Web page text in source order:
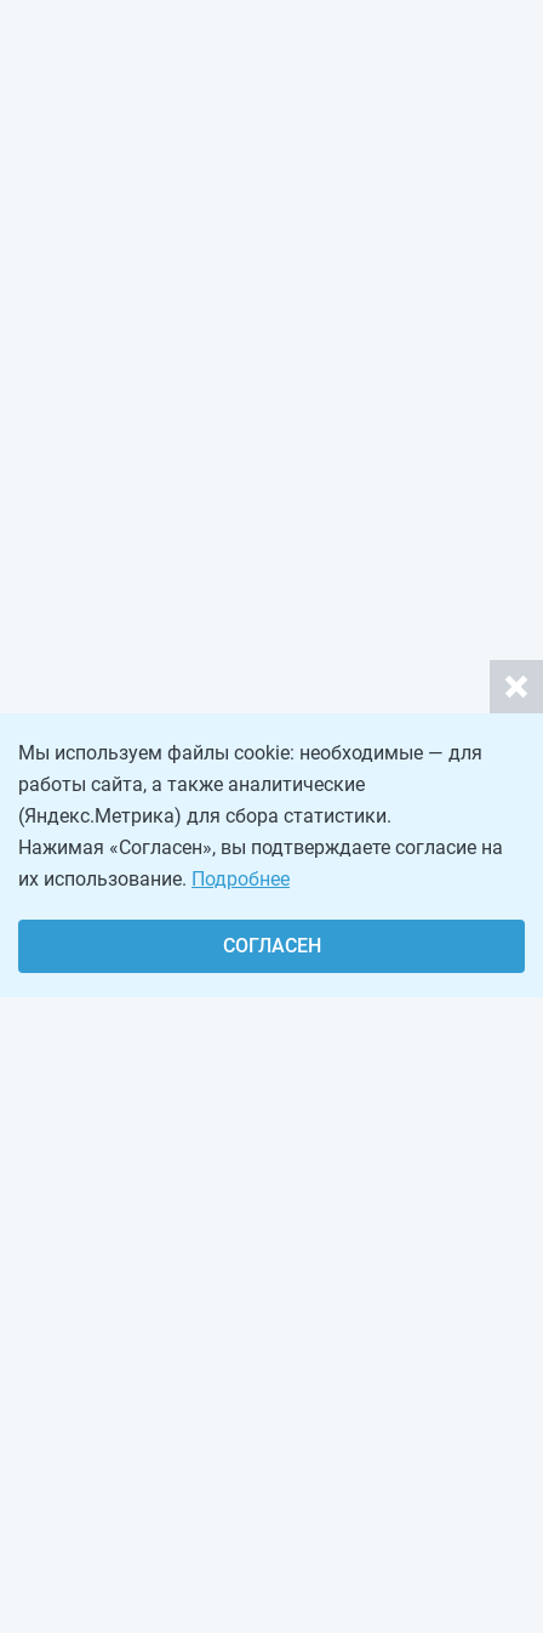
Мы используем файлы cookie: необходимые — для
работы сайта, а также аналитические
(Яндекс.Метрика) для сбора статистики.
Нажимая «Согласен», вы подтверждаете согласие на
их использование. Подробнее
СОГЛАСЕН